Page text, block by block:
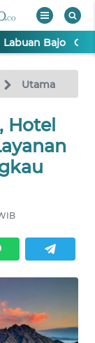
Labuan Bajo
Utama
Hotel